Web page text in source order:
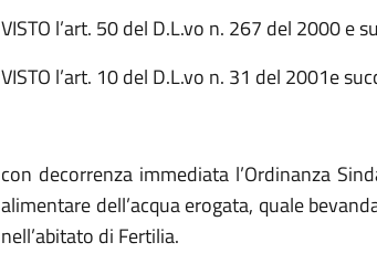
VISTO l’art. 50 del D.L.vo n. 267 del 2000 e
VISTO l’art. 10 del D.L.vo n. 31 del 2001e
con decorrenza immediata l’Ordinanza
alimentare dell’acqua erogata, quale
nell’abitato di Fertilia.